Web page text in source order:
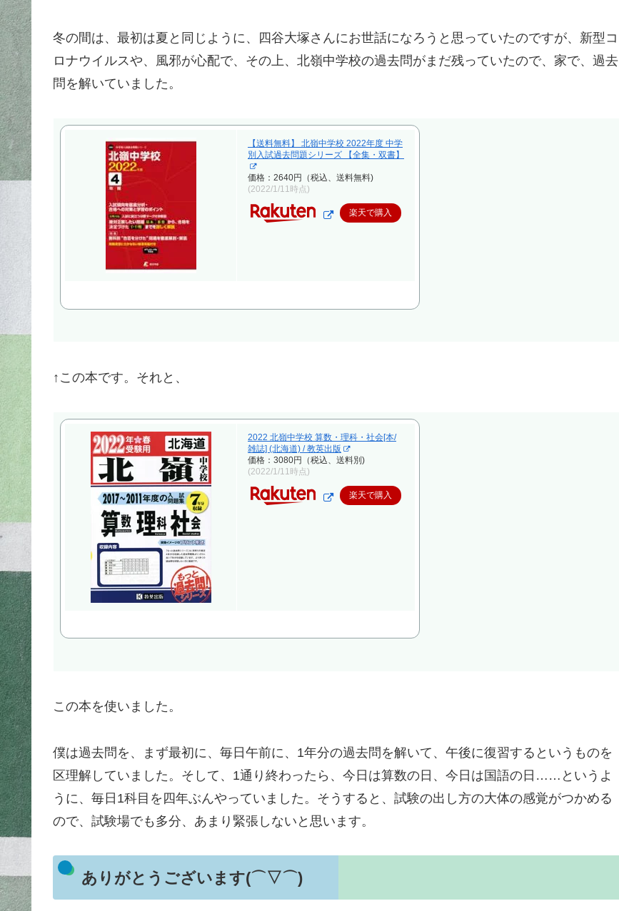
冬の間は、最初は夏と同じように、四谷大塚さんにお世話になろうと思っていたのですが、新型コ
ロナウイルスや、風邪が心配で、その上、北嶺中学校の過去問がまだ残っていたので、家で、過去
問を解いていました。
【送料無料】 北嶺中学校 2022年度 中学
別入試過去問題シリーズ 【全集・双書】
価格：2640円（税込、送料無料)
(2022/1/11時点)
楽天で購入
↑この本です。それと、
2022 北嶺中学校 算数・理科・社会[本/
雑誌] (北海道) / 教英出版
価格：3080円（税込、送料別)
(2022/1/11時点)
楽天で購入
この本を使いました。
僕は過去問を、まず最初に、毎日午前に、1年分の過去問を解いて、午後に復習するというものを
区理解していました。そして、1通り終わったら、今日は算数の日、今日は国語の日……というよ
うに、毎日1科目を四年ぶんやっていました。そうすると、試験の出し方の大体の感覚がつかめる
ので、試験場でも多分、あまり緊張しないと思います。
ありがとうございます(⌒▽⌒)